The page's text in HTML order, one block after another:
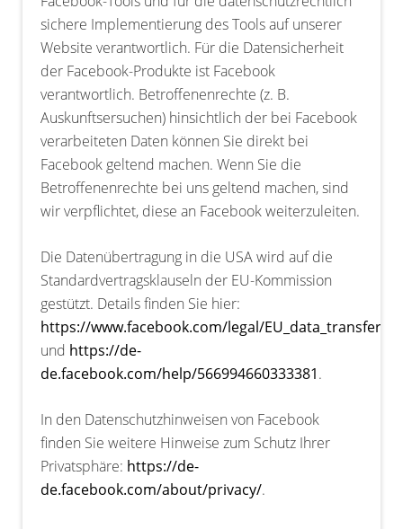
sichere Implementierung des Tools auf unserer
Website verantwortlich. Für die Datensicherheit
der Facebook-Produkte ist Facebook
verantwortlich. Betroffenenrechte (z. B.
Auskunftsersuchen) hinsichtlich der bei Facebook
verarbeiteten Daten können Sie direkt bei
Facebook geltend machen. Wenn Sie die
Betroffenenrechte bei uns geltend machen, sind
wir verpflichtet, diese an Facebook weiterzuleiten.
Die Datenübertragung in die USA wird auf die
Standardvertragsklauseln der EU-Kommission
gestützt. Details finden Sie hier:
https://www.facebook.com/legal/
und https://de-
de.facebook.com/help/566994660333381.
In den Datenschutzhinweisen von Facebook
finden Sie weitere Hinweise zum Schutz Ihrer
Privatsphäre: https://de-
de.facebook.com/about/privacy/.